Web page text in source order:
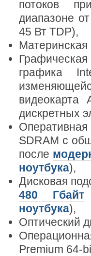
потоков
диапазоне
45 Вт TDP),
графика
дискретных
SDRAM с
после
ноутбука),
Дисковая
480 Гбайт
ноутбука),
Оптический
Premium 64-